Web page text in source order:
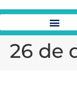
26 de